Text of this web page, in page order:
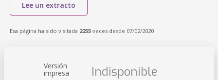
Lee un extracto
Esa página ha sido visitada 2255 veces desde 07/02/2020
Versión
impresa Indisponible